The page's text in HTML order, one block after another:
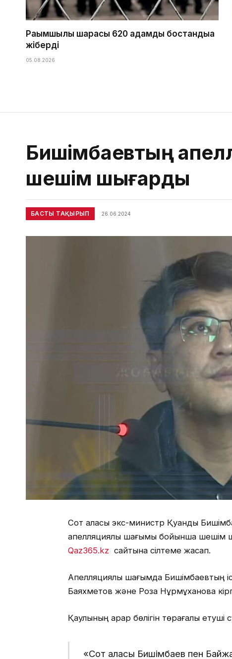
Рақымшылық шарасы 620 адамды бостандыққа
жіберді
05.08.2026
Бишімбаевтың
шешім шығарды
БАСТЫ ТАҚЫРЫП 26.06.2024
Сот алқасы экс-министр Қуандық
апелляциялық шағымы бойынша шешім
Qaz365.kz сайтына сілтеме жасап.
Апелляциялық шағымда Бишімбаевтың
Баяхметов және Роза Нұрмұханова
Қаулының қарар бөлігін төрағалық
«Сот алқасы Бишімбаев пен